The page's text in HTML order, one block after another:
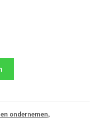
ondernemen,